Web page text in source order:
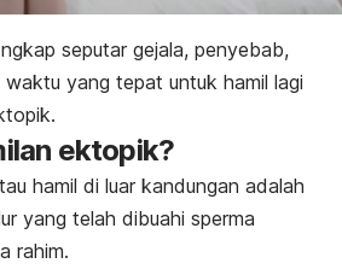
seputar gejala, penyebab,
yang tepat untuk hamil lagi
ektopik?
hamil di luar kandungan adalah
yang telah dibuahi sperma
rahim.